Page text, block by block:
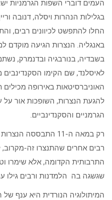
העמים דוברי השפות הגרמניות
בגלילות הנהרות ויסלה, דנובה
החלו להתפשט לכיוונים רבים,
באנגליה. הנצרות הגיעה מוקדם
בשבדיה, בנורבגיה ובדנמרק,
לאיסלנד, שם הקימו הסקנדינבים
האוניברסיטאות באירופה
להגעת הנצרות, השופכות אור
הגרמניים והסקנדינביים.
רק במאה ה-11 התבססה
רבים אחרים שהתנצרו זה-
התרבותית הקדומה, אלא שימרו
שגשגה בה הלמדנות ורבים גילו
המיתולוגיה הנורדית היא ענף